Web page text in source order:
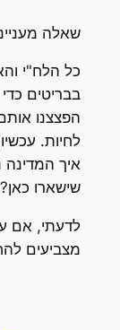
שאלה
כל הלח"י
בבריטים
הפצצנו
לחיות.
איך
שישארו כאן?
מצביעים